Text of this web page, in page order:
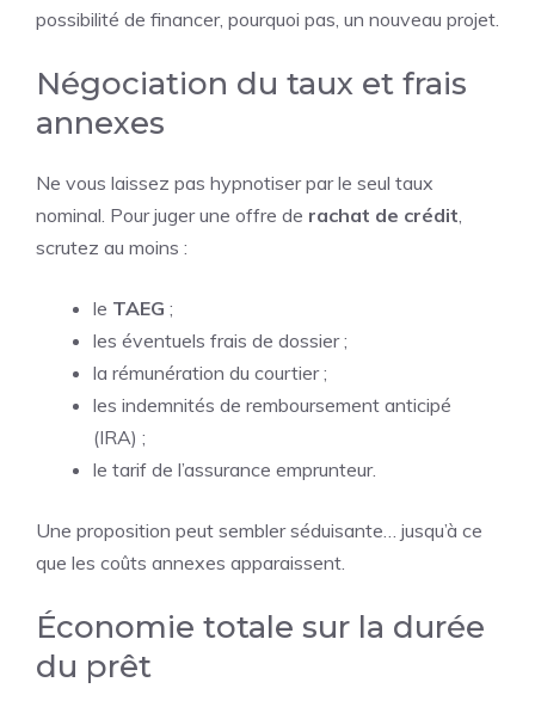
possibilité de financer, pourquoi pas, un nouveau projet.
Négociation du taux et frais
annexes
Ne vous laissez pas hypnotiser par le seul taux
nominal. Pour juger une offre de rachat de crédit,
scrutez au moins :
le TAEG ;
les éventuels frais de dossier ;
la rémunération du courtier ;
les indemnités de remboursement anticipé
(IRA) ;
le tarif de l’assurance emprunteur.
Une proposition peut sembler séduisante… jusqu’à ce
que les coûts annexes apparaissent.
Économie totale sur la durée
du prêt